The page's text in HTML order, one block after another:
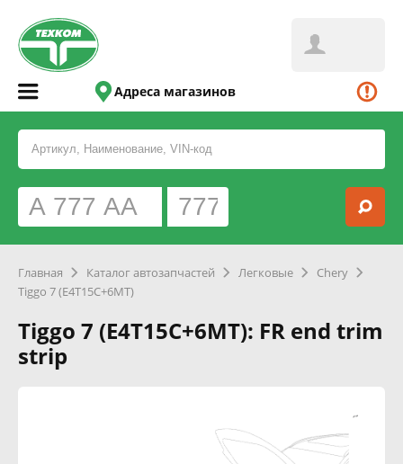
Адреса магазинов
Главная Каталог автозапчастей Легковые
Chery
Tiggo 7 (E4T15C+6MT)
Tiggo 7 (E4T15C+6MT): FR end trim
strip